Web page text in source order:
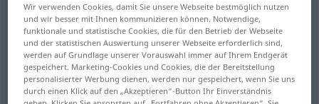
radoter [ʀadɔte]v/i
Übersicht aller Übersetzungen
(Für mehr Details die Übersetzung anklicken/antippen)
faseln, schwafeln
Wir verwenden Cookies, damit Sie unsere Webseite bestmöglich nutzen
und wir besser mit Ihnen kommunizieren können. Notwendige,
funktionale und statistische Cookies, die für den Betrieb der Webseite
und der statistischen Auswertung unserer Webseite erforderlich sind,
werden auf Grundlage unserer Vorauswahl immer auf Ihrem Endgerät
gespeichert. Marketing-Cookies und Cookies, die der Bereitstellung
personalisierter Werbung dienen, werden nur gespeichert, wenn Sie uns
durch einen Klick auf den „Akzeptieren“-Button Ihr Einverständnis